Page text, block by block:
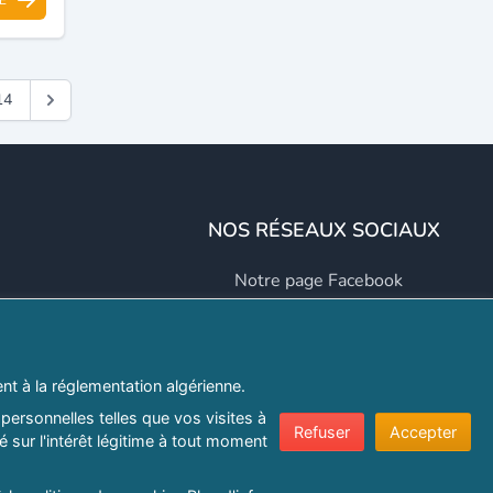
NOS RÉSEAUX SOCIAUX
Notre page Facebook
Notre page Twitter
à la réglementation algérienne.
telles que vos visites à
sur l'intérêt légitime à tout moment
Refuser Accepter